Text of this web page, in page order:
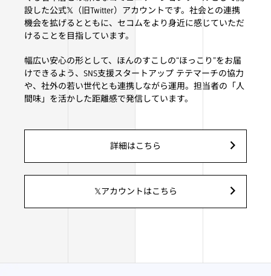
設した公式𝕏（旧Twitter）アカウントです。社会との連携
機会を拡げるとともに、セコムをより身近に感じていただ
けることを目指しています。
幅広い安心の形として、ほんのすこしの“ほっこり”をお届
けできるよう、SNS支援スタートアップ テテマーチの協力
や、社外の若い世代とも連携しながら運用。担当者の「人
間味」を活かした距離感で発信しています。
詳細はこちら
𝕏アカウントはこちら